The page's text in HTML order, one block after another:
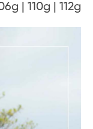
| 110g | 112g